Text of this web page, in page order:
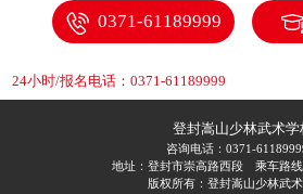
0371-61189999
24小时/报名电话：0371-61189999
登封嵩山少林武术学
咨询电话： 0371-
地址：登封市崇高路西段
乘车路
版权所有：登封嵩山少林武